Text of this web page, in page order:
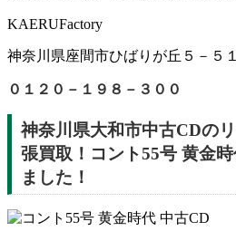
KAERUFactory
神奈川県座間市ひばりが丘５－５
０１２０－１９８－３００
神奈川県大和市中古CDの
張買取！コント55号 黄金
ました！